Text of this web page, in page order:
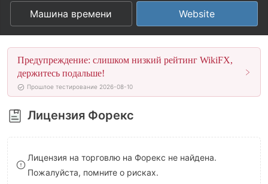
4
5
6
7
8
9
3
4
5
6
7
8
9
3
4
5
6
7
8
9
Машина времени Website
Предупреждение: слишком низкий рейтинг WikiFX,
держитесь подальше!
Прошлое тестирование 2026-08-10
Лицензия Форекс
Лицензия на торговлю на Форекс не найдена.
Пожалуйста, помните о рисках.